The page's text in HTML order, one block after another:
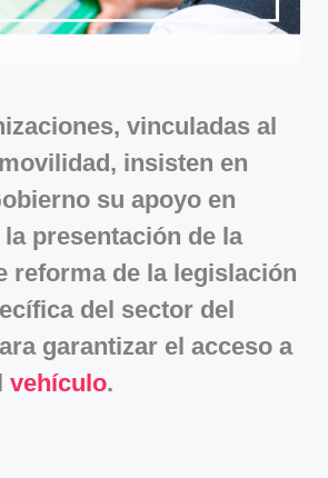
vinculadas al
insisten en
su apoyo en
presentación de la
reforma de la legislación
del sector del
garantizar el acceso a
vehículo.